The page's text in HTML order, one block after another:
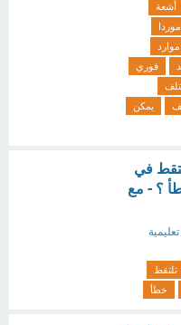
أشعة
موردا
موارد
فوري
يمكن
في
؟ - مع
تلتقط
خطأ